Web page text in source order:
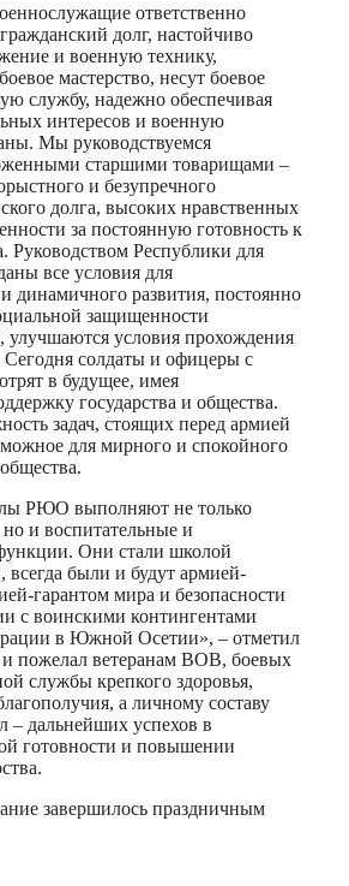
ответственно
долг, настойчиво
и военную технику,
мастерство, несут боевое
службу, надежно обеспечивая
интересов и военную
Мы руководствуемся
старшими товарищами –
и безупречного
долга, высоких нравственных
за постоянную готовность к
Руководством Республики для
все условия для
динамичного развития, постоянно
защищенности
условия прохождения
солдаты и офицеры с
в будущее, имея
государства и общества.
задач, стоящих перед армией
для мирного и спокойного
РЮО выполняют не только
и воспитательные и
Они стали школой
всегда были и будут армией-
гарантом мира и безопасности
с воинскими контингентами
в Южной Осетии», – отметил
и пожелал ветеранам ВОВ, боевых
службы крепкого здоровья,
а личному составу
– дальнейших успехов в
готовности и повышении
завершилось праздничным